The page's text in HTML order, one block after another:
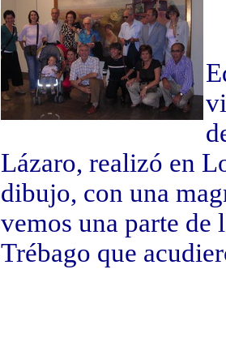
Lázaro, realizó en
dibujo, con una
vemos una parte de
Trébago que